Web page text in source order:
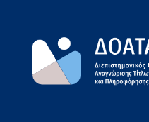
περιεχόμενο